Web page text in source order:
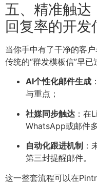
五、精准触达
回复率的开发
当你手中有了干净的客户
传统的“群发模板信”早
AI个性化邮件生成
与重点；
社媒同步触达 ：在
WhatsApp或邮件
自动化跟进机制 ：
第三封提醒邮件。
这一整套流程可以在